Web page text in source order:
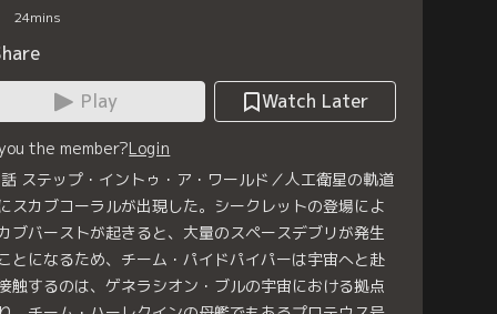
24mins
Play
Watch Later
the member?Login
ステップ・イントゥ・ア・ワールド／人工衛星の軌道
スカブコーラルが出現した。シークレットの登場によ
ブバーストが起きると、大量のスペースデブリが発生
とになるため、チーム・パイドパイパーは宇宙へと赴
触するのは、ゲネラシオン・ブルの宇宙における拠点